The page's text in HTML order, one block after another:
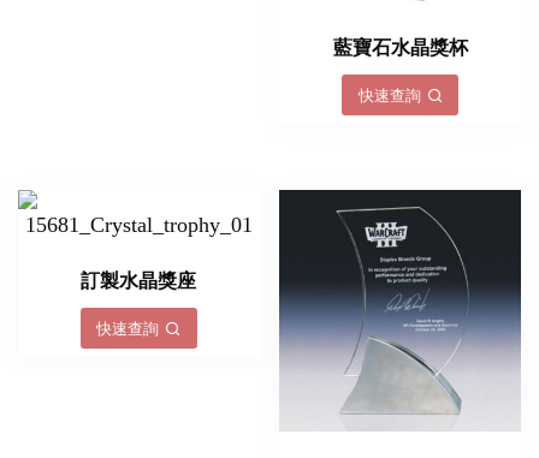
藍寶石水晶獎杯
快速查詢
訂製水晶獎座
快速查詢